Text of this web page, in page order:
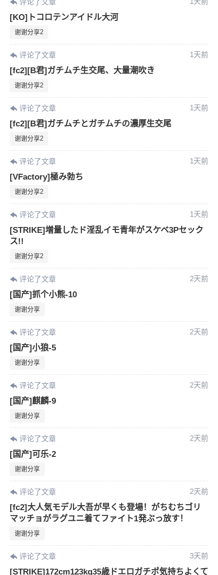
[KO]トコロテンアイドル大河
谢谢分享2
评论了文章 1天前
[fc2][B君]ガチムチ生交尾、大量潮吹き
谢谢分享2
评论了文章 1天前
[fc2][B君]ガチムチとガチムチの濃厚生交尾
谢谢分享2
评论了文章 1天前
[VFactory]極み勃ち
谢谢分享2
评论了文章 1天前
[STRIKE]増量したド淫乱イモ青年がスケベ3Pセック
ス!!
谢谢分享2
评论了文章 2天前
[国产]抓个小熊-10
谢谢分享
评论了文章 2天前
[国产]小狼-5
谢谢分享
评论了文章 2天前
[国产]麒麟-9
谢谢分享
评论了文章 2天前
[国产]可乐-2
谢谢分享
评论了文章 2天前
[fc2]大人気モデル大吾が早くも登場！がちむちゴリ
マッチョがラグユニ着てファイト1発ぶっ放す！
谢谢分享
评论了文章 3天前
[STRIKE]172cm123kg35歳ドエロガチポ気持ちよくて
6位以上